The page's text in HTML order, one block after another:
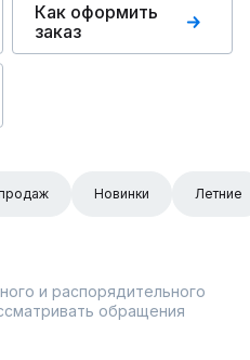
Как оформить
заказ
Новинки Летние
и распорядительного
обращения